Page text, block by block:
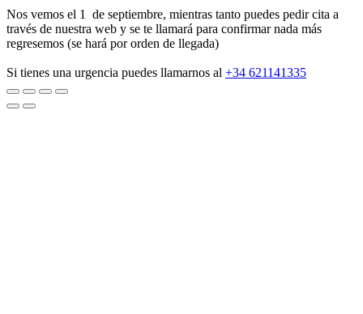
Nos vemos el 1 de septiembre, mientras tanto puedes pedir cita a
través de nuestra web y se te llamará para confirmar nada más
regresemos (se hará por orden de llegada)
Si tienes una urgencia puedes llamarnos al +34 621141335